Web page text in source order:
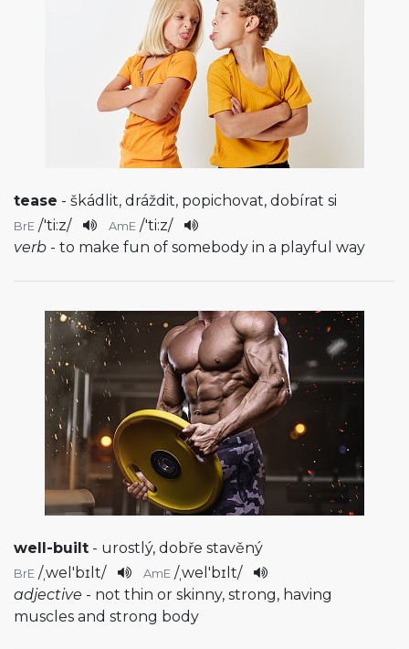
tease - škádlit, dráždit, popichovat, dobírat si
BrE /'ti:z/ AmE /'ti:z/
verb - to make fun of somebody in a playful way
well-built - urostlý, dobře stavěný
BrE /ˌwel'bɪlt/ AmE /ˌwel'bɪlt/
adjective - not thin or skinny, strong, having
muscles and strong body